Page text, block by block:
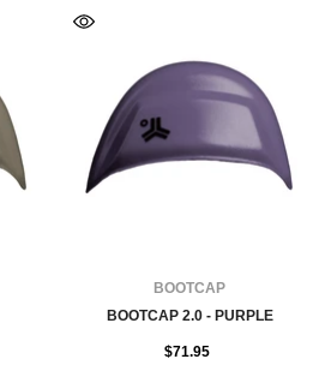
FOURNISSEUR:BOOTCAP
BOOTCAP 2.0 - PURPLE
$71.95